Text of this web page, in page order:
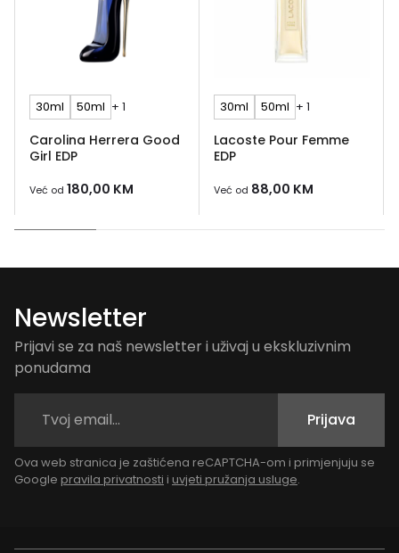
30ml 50ml + 1
Carolina Herrera Good
Girl EDP
Već od 180,00 KM
30ml 50ml + 1
Lacoste Pour Femme
EDP
Već od 88,00 KM
Newsletter
Prijavi se za naš newsletter i uživaj u ekskluzivnim
ponudama
Prijava
Ova web stranica je zaštićena reCAPTCHA-om i primjenjuju se
Google pravila privatnosti i uvjeti pružanja usluge.